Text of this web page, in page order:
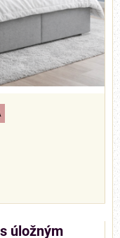
úložným